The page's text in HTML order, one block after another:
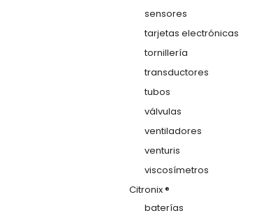
sensores
tarjetas electrónicas
tornillería
transductores
tubos
válvulas
ventiladores
venturis
viscosímetros
Citronix ®
baterías